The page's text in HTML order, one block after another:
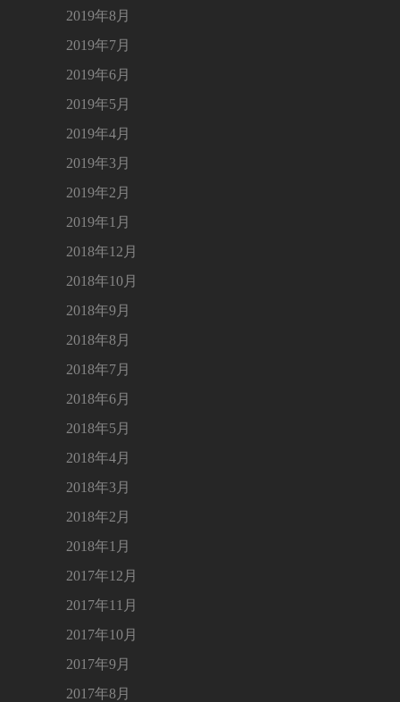
2019年8月
2019年7月
2019年6月
2019年5月
2019年4月
2019年3月
2019年2月
2019年1月
2018年12月
2018年10月
2018年9月
2018年8月
2018年7月
2018年6月
2018年5月
2018年4月
2018年3月
2018年2月
2018年1月
2017年12月
2017年11月
2017年10月
2017年9月
2017年8月